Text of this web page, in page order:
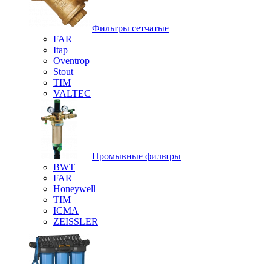
Фильтры сетчатые
FAR
Itap
Oventrop
Stout
TIM
VALTEC
Промывные фильтры
BWT
FAR
Honeywell
TIM
ICMA
ZEISSLER